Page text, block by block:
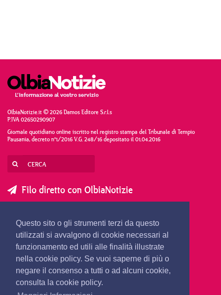
Questo sito o gli strumenti terzi da questo
utilizzati si avvalgono di cookie necessari al
funzionamento ed utili alle finalità illustrate
nella cookie policy. Se vuoi saperne di più o
negare il consenso a tutti o ad alcuni cookie,
consulta la cookie policy.
OlbiaNotizie.it © 2026 Damos Editore S.r.l.s
P.IVA 02650290907
Giornale quotidiano online iscritto nel registro stampa del Tribunale di Tempio
Pausania, decreto n°1/2016 V.G. 248/16 depositato il 01.04.2016
Filo diretto con OlbiaNotizie
SEGNALA UNA NOTIZIA
SEGNALA UN EVENTO
redazione@olbianotizie.it